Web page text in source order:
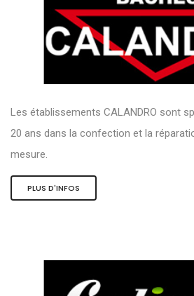
Les établissements CALANDRO sont
20 ans dans la confection et la
mesure.
PLUS D'INFOS